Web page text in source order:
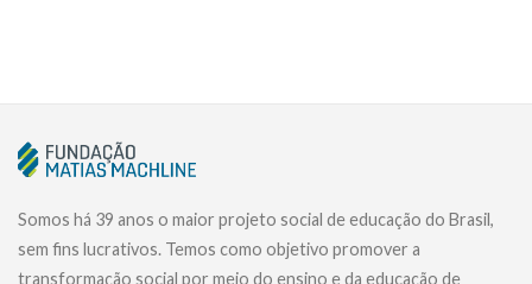
Somos há 39 anos o maior projeto social de educação do Brasil,
sem fins lucrativos. Temos como objetivo promover a
transformação social por meio do ensino e da educação de